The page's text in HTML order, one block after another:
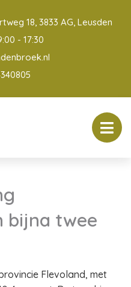
18, 3833 AG, Leusden
- 17:30
bijna twee
Flevoland, met